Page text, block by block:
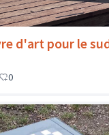
d'art pour le
0